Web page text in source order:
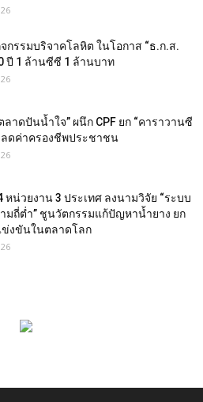
กรรมบริจาคโลหิต ในโอกาส “ธ.ก.ส.
ปี 1 ล้านซีซี 1 ล้านบาท
ลาดปันน้ำใจ” ผนึก CPF ยก “คาราวานซี
ลดค่าครองชีพประชาชน
หน่วยงาน 3 ประเทศ ลงนามวิจัย “ระบบ
มถี่ต่ำ” ชูนวัตกรรมแก้ปัญหาน้ำยาง ยก
ข่งขันในตลาดโลก